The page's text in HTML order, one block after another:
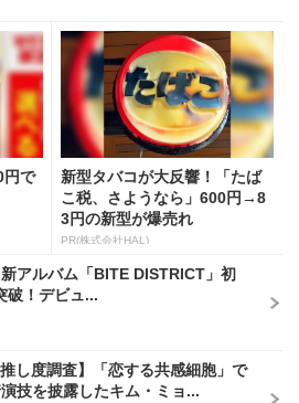
円で
新型タバコが大反響！「たば
こ税、さようなら」600円→8
3円の新型が爆売れ
PR(株式会社HAL)
アルバム「BITE DISTRICT」初
破！デビュ...
推し度調査】「恋する共感細胞」で
技を披露したキム・ミョ...